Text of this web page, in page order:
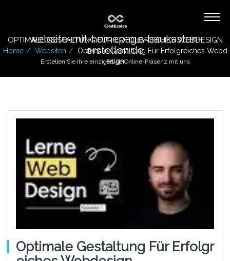
website-mit-homepage-baukasten-
erstellen.de
Erstellen Sie Ihre einzigartige Online-Präsenz mit uns
OPTIMALE GESTALTUNG FÜR ERFOLGREICHES WEBDESIGN
Home Websiten
Optimale Gestaltung Für Erfolgreiches Webd
Esign
Optimale Gestaltung Für Erfolgr